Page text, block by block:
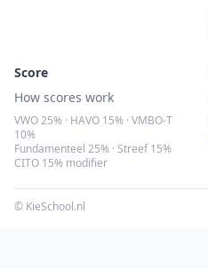
Score
How scores work
VWO 25% · HAVO 15% · VMBO-T
10%
Fundamenteel 25% · Streef 15%
CITO 15% modifier
© KieSchool.nl